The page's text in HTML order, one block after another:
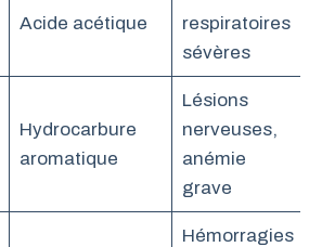
Acide acétique
respiratoires
sévères
Hydrocarbure
aromatique
Lésions
nerveuses,
anémie
grave
Hémorragies